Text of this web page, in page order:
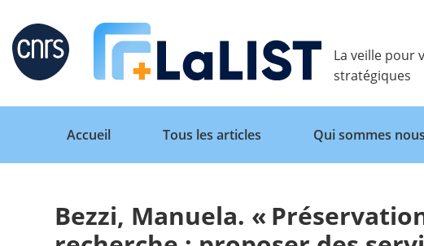
Retour
Accueil
La veille pour
stratégiques
Retour
Accueil
Tous les articles Qui sommes
Bezzi, Manuela. «